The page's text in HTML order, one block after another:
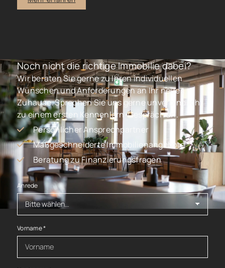
Noch nicht die richtige Immobilie dabei?
Wir beraten Sie gerne zu Ihren individuellen
Wünschen und Anforderungen an Ihr neues
Zuhause. Sprechen Sie uns gerne unverbindlich
zu einem ersten Kennenlern-Gespräch an.
Persönlicher Ansprechpartner
Maßgeschneiderte Immobilienangebote
Beratung zu Finanzierungsfragen
Anrede
Vorname*